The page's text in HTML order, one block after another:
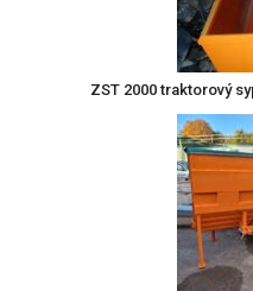
ZST 2000 traktorový